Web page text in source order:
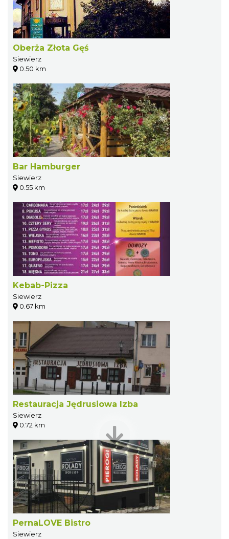
Oberża Złota Gęś
Siewierz
0.50 km
Bar Hamburger
Siewierz
0.55 km
Kebab-Pizza
Siewierz
0.67 km
Restauracja Jędrusiowa Izba
Siewierz
0.72 km
PernaLOVE Bistro
Siewierz